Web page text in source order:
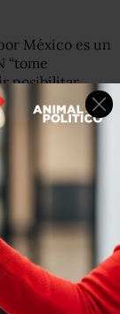
México es un
“tome
posibilitar